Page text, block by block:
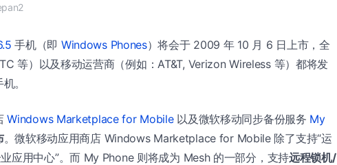
手机（即 Windows Phones）将会于 2009 年 10 月 6 日上市，全
等）以及移动运营商（例如：AT&T, Verizon Wireless 等）都将发
。
Windows Marketplace for Mobile以及微软移动同步备份服务 My
。微软移动应用商店 Windows Marketplace for Mobile 除了支持“运
应用中心”。而 My Phone 则将成为 Mesh 的一部分，支持远程锁机/